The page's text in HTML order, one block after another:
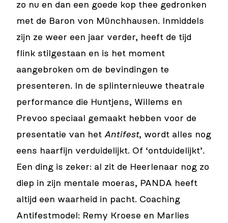
zo nu en dan een goede kop thee gedronken
met de Baron von Münchhausen. Inmiddels
zijn ze weer een jaar verder, heeft de tijd
flink stilgestaan en is het moment
aangebroken om de bevindingen te
presenteren. In de splinternieuwe theatrale
performance die Huntjens, Willems en
Prevoo speciaal gemaakt hebben voor de
presentatie van het Antifest, wordt alles nog
eens haarfijn verduidelijkt. Of ‘ontduidelijkt’.
Een ding is zeker: al zit de Heerlenaar nog zo
diep in zijn mentale moeras, PANDA heeft
altijd een waarheid in pacht. Coaching
Antifestmodel: Remy Kroese en Marlies